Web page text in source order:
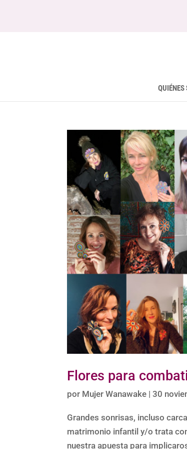
QUIÉNES
Flores para
por Mujer Wanawake |30
Grandes sonrisas, incluso
matrimonio infantil y/o trata
nuestra apuesta para